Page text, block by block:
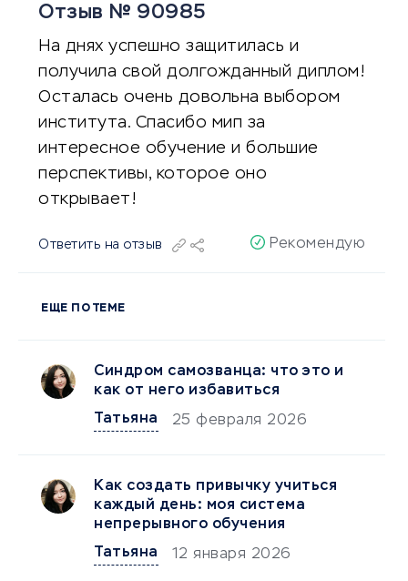
Отзыв № 90985
На днях успешно защитилась и
получила свой долгожданный диплом!
Осталась очень довольна выбором
института. Спасибо мип за
интересное обучение и большие
перспективы, которое оно
открывает!
Ответить на отзыв Рекомендую
ЕЩЕ ПО ТЕМЕ
Синдром самозванца: что это и
как от него избавиться
Татьяна
25 февраля 2026
Как создать привычку учиться
каждый день: моя система
непрерывного обучения
Татьяна
12 января 2026